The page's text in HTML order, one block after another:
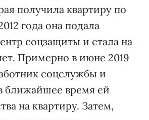
получила квартиру по
года она подала
соцзащиты и стала на
Примерно в июне 2019
соцслужбы и
ближайшее время ей
на квартиру. Затем,